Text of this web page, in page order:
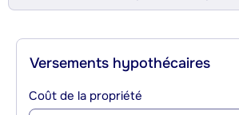
Versements hypothécaires
Coût de la propriété